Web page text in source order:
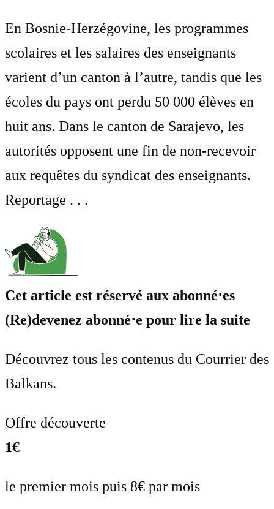
En Bosnie-Herzégovine, les programmes
scolaires et les salaires des enseignants
varient d’un canton à l’autre, tandis que les
écoles du pays ont perdu 50 000 élèves en
huit ans. Dans le canton de Sarajevo, les
autorités opposent une fin de non-recevoir
aux requêtes du syndicat des enseignants.
Reportage . . .
Cet article est réservé aux abonné⋅es
(Re)devenez abonné⋅e pour lire la suite
Découvrez tous les contenus du Courrier des
Balkans.
Offre découverte
1€
le premier mois puis 8€ par mois